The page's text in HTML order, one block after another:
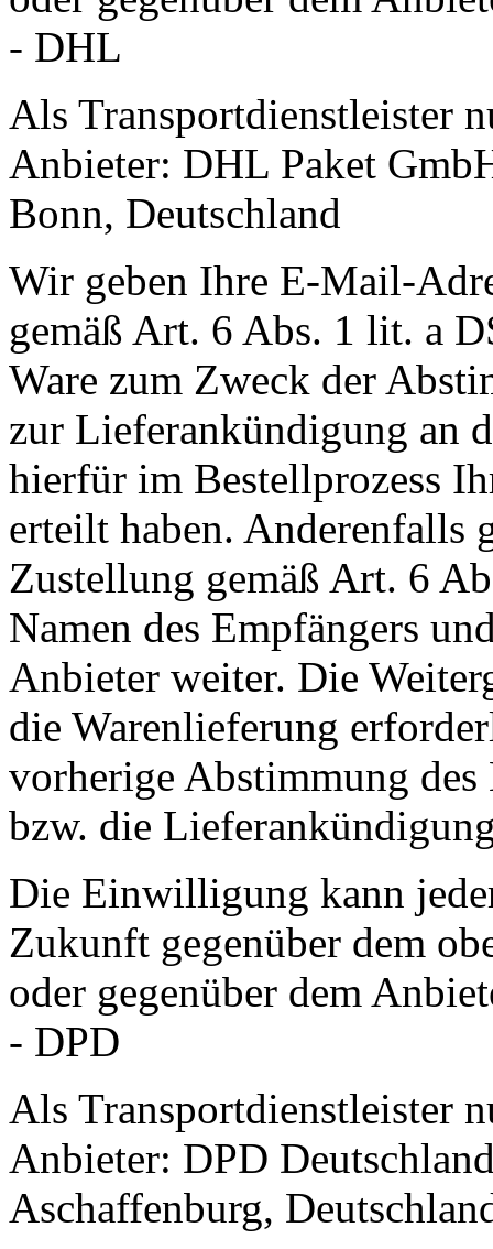
- DHL
Als Transportdienstleister
Anbieter: DHL Paket
Bonn, Deutschland
Wir geben Ihre E-Mail-
gemäß Art. 6 Abs. 1 lit. a
Ware zum Zweck der
zur Lieferankündigung an
hierfür im Bestellprozess
erteilt haben. Anderenfalls
Zustellung gemäß Art. 6
Namen des Empfängers
Anbieter weiter. Die
die Warenlieferung
vorherige Abstimmung
bzw. die
Die Einwilligung kann
Zukunft gegenüber dem
oder gegenüber dem
- DPD
Als Transportdienstleister
Anbieter: DPD
Aschaffenburg,